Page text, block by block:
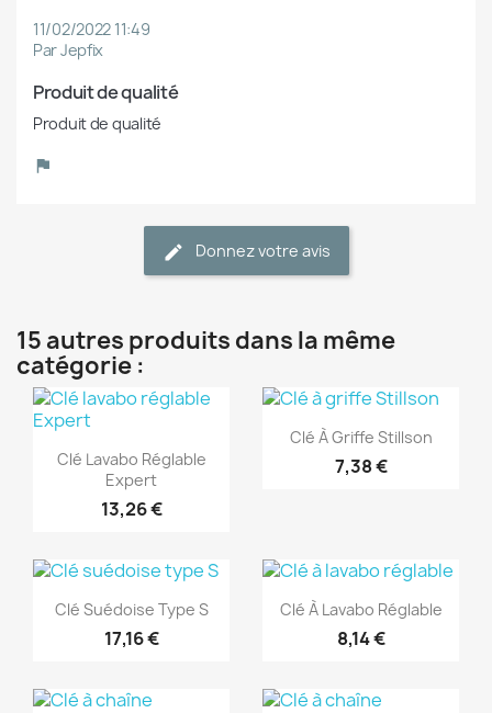
11/02/2022 11:49
Par Jepfix
Produit de qualité
Produit de qualité
Donnez votre avis
15 autres produits dans la même
catégorie :
 Aperçu rapide
Clé Lavabo Réglable
Expert
13,26 €
Aperçu rapide
Clé À Griffe Stillson
7,38 €
(1)
 Aperçu rapide
Clé Suédoise Type S
17,16 €
(1)
Aperçu rapide
Clé À Lavabo Réglable
8,14 €
(1)